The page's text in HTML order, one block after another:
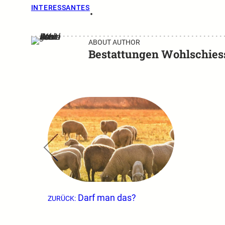
INTERESSANTES
•
ABOUT AUTHOR
Bestattungen
←
ZURÜCK: Darf man das?